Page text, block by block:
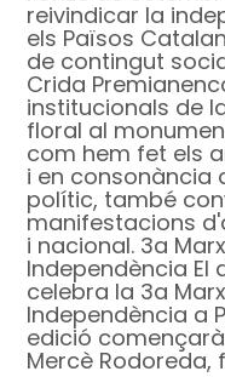
reivindicar la
els Països
de contingut
Crida
institucionals de
floral al
com hem fet els
i en consonància
polític, també
manifestacions
i nacional. 3a
Independència El
celebra la 3a
Independència a
edició
Mercè Rodoreda,